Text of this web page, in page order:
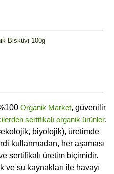
Bisküvi 100g
Organik Market, güvenilir
sertifikalı organik ürünler.
biyolojik), üretimde
kullanmadan, her aşaması
sertifikalı üretim biçimidir.
ve su kaynakları ile havayı